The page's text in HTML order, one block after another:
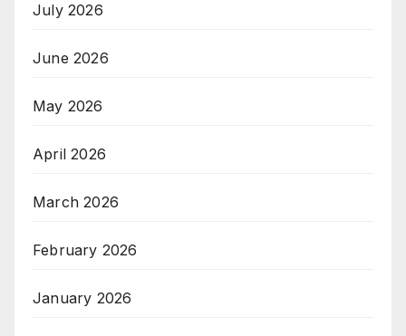
July 2026
June 2026
May 2026
April 2026
March 2026
February 2026
January 2026